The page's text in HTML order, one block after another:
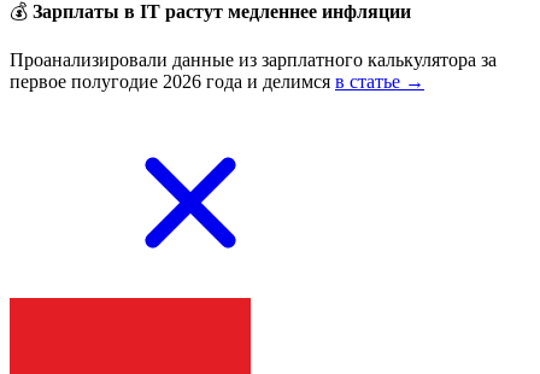
💰 Зарплаты в IT растут медленнее инфляции
Проанализировали данные из зарплатного калькулятора за
первое полугодие 2026 года и делимся в статье →